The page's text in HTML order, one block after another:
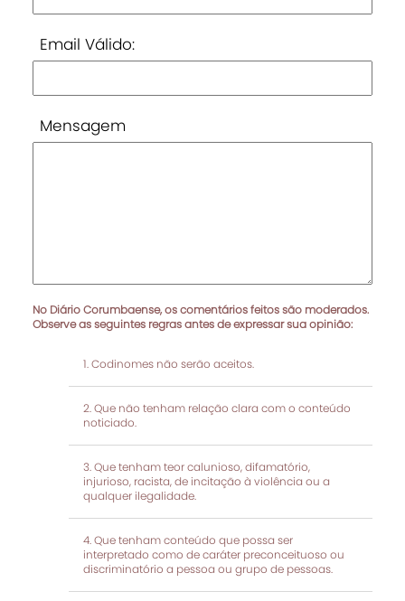
Email Válido:
Mensagem
No Diário Corumbaense, os comentários feitos são moderados.
Observe as seguintes regras antes de expressar sua opinião:
Codinomes não serão aceitos.
Que não tenham relação clara com o conteúdo
noticiado.
Que tenham teor calunioso, difamatório,
injurioso, racista, de incitação à violência ou a
qualquer ilegalidade.
Que tenham conteúdo que possa ser
interpretado como de caráter preconceituoso ou
discriminatório a pessoa ou grupo de pessoas.